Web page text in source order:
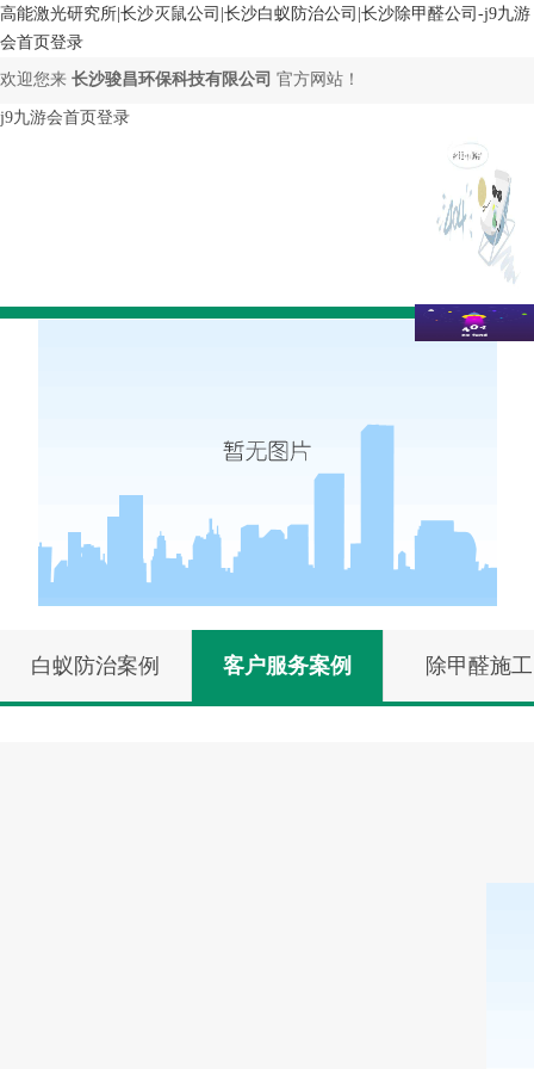
高能激光研究所|长沙灭鼠公司|长沙白蚁防治公司|长沙除甲醛公司-j9九游
会首页登录
欢迎您来 长沙骏昌环保科技有限公司 官方网站！
j9九游会首页登录
白蚁防治案例 客户服务案例 除甲醛施工